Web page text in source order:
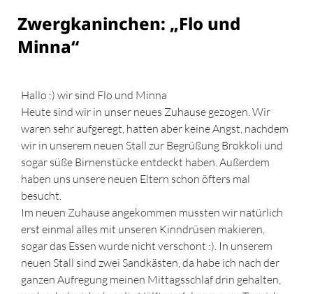
Zwergkaninchen: „Flo und
Minna“
Hallo :) wir sind Flo und Minna
Heute sind wir in unser neues Zuhause gezogen. Wir
waren sehr aufgeregt, hatten aber keine Angst, nachdem
wir in unserem neuen Stall zur Begrüßung Brokkoli und
sogar süße Birnenstücke entdeckt haben. Außerdem
haben uns unsere neuen Eltern schon öfters mal
besucht.
Im neuen Zuhause angekommen mussten wir natürlich
erst einmal alles mit unseren Kinndrüsen makieren,
sogar das Essen wurde nicht verschont :). In unserem
neuen Stall sind zwei Sandkästen, da habe ich nach der
ganzen Aufregung meinen Mittagsschlaf drin gehalten,